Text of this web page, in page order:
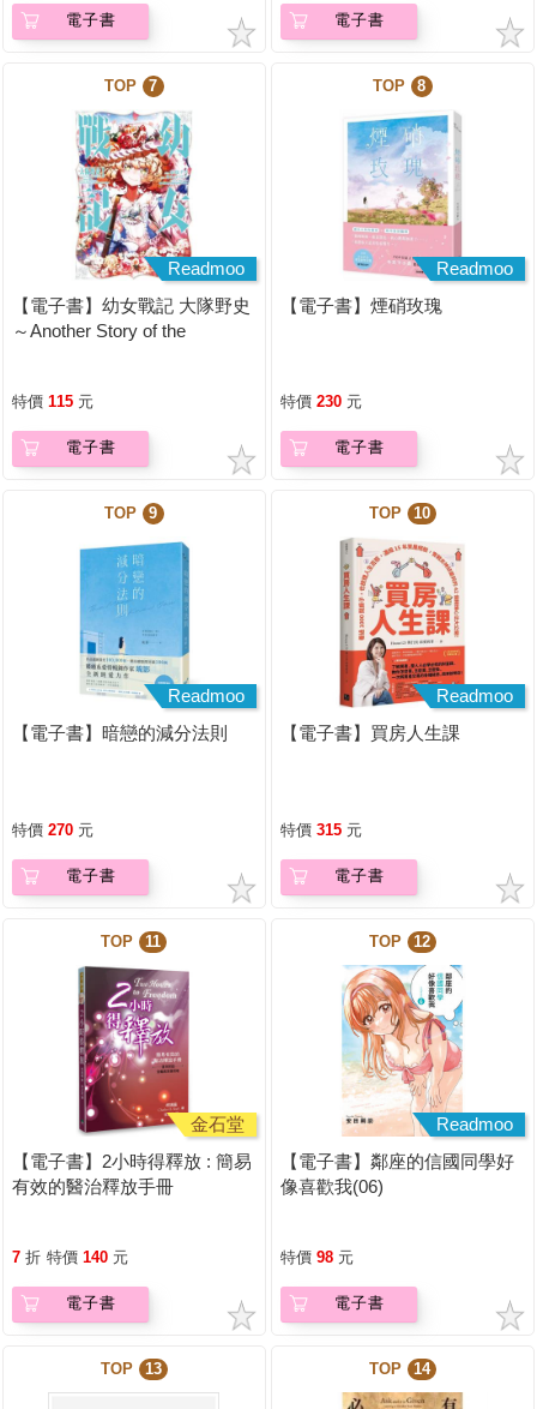
電子書 電子書
TOP 7
Readmoo
【電子書】幼女戰記 大隊野史
～Another Story of the
特價 115 元
電子書
TOP 8
Readmoo
【電子書】煙硝玫瑰
特價 230 元
電子書
TOP 9
Readmoo
【電子書】暗戀的減分法則
特價 270 元
電子書
TOP 10
Readmoo
【電子書】買房人生課
特價 315 元
電子書
TOP 11
金石堂
【電子書】2小時得釋放 : 簡易
有效的醫治釋放手冊
7 折 特價 140 元
電子書
TOP 12
Readmoo
【電子書】鄰座的信國同學好
像喜歡我(06)
特價 98 元
電子書
TOP 13 TOP 14